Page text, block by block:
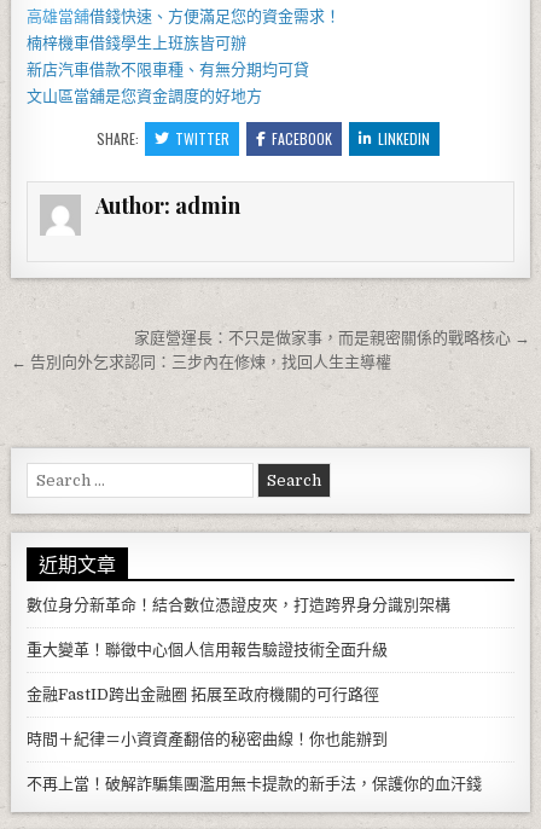
高雄當舖借錢快速、方便滿足您的資金需求！
楠梓機車借錢學生上班族皆可辦
新店汽車借款不限車種、有無分期均可貸
文山區當舖是您資金調度的好地方
SHARE: TWITTER FACEBOOK LINKEDIN
Author: admin
文章導覽家庭營運長：不只是做家事，而是親密關係的戰略核心 →
← 告別向外乞求認同：三步內在修煉，找回人生主導權
Search for:
近期文章
數位身分新革命！結合數位憑證皮夾，打造跨界身分識別架構
重大變革！聯徵中心個人信用報告驗證技術全面升級
金融FastID跨出金融圈 拓展至政府機關的可行路徑
時間＋紀律＝小資資產翻倍的秘密曲線！你也能辦到
不再上當！破解詐騙集團濫用無卡提款的新手法，保護你的血汗錢